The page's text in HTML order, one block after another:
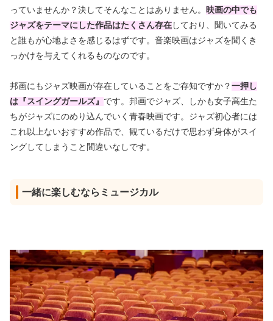
っていませんか？決してそんなことはありません。
映画の中でも
ジャズをテーマにした作品はたくさん存在 しており、聞いてみる
と誰もが心地よさを感じるはずです。音楽映画はジャズを聞くき
っかけを与えてくれるものなのです。
邦画にもジャズ映画が存在していることをご存知ですか？ 一押し
は『スイングガールズ』 です。邦画でジャズ、しかも女子高生た
ちがジャズにのめり込んでいく青春映画です。ジャズ初心者には
これ以上ないおすすめ作品で、観ているだけで思わず身体がスイ
ングしてしまうこと間違いなしです。
一緒に楽しむならミュージカル